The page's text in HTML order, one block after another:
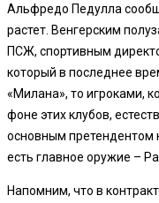
Альфредо Педулла
растет. Венгерским
ПСЖ, спортивным
который в последнее
«Милана», то игроками,
фоне этих клубов,
основным претендентом
есть главное оружие –
Напомним, что в